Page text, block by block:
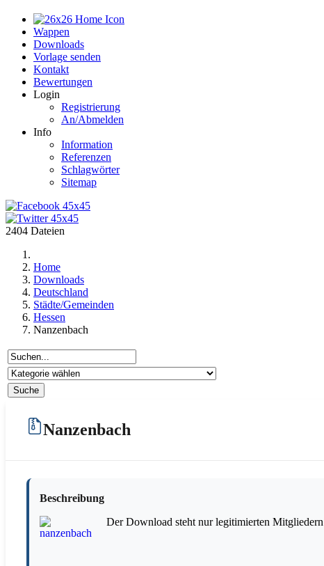
Wappen
Downloads
Vorlage senden
Kontakt
Bewertungen
Login
Registrierung
An/Abmelden
Info
Information
Referenzen
Schlagwörter
Sitemap
2404 Dateien
Home
Downloads
Deutschland
Städte/Gemeinden
Hessen
Nanzenbach
Nanzenbach
Beschreibung
Der Download steht nur legitimierten